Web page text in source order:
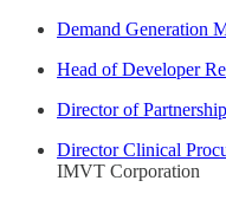
Demand Generation
Head of Developer
Director of
Director Clinical
IMVT Corporation